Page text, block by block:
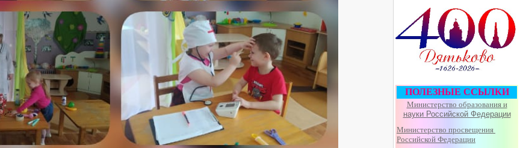
ПОЛЕЗНЫЕ ССЫЛКИ
Министерство образования и
науки Российской Федерации
Министерство просвещения
Российской Федерации